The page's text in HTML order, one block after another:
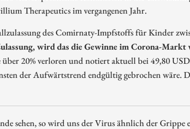
Therapeutics im vergangenen Jahr.
des Comirnaty-Impfstoffs für Kinder
wird das die Gewinne im Corona-Markt
20% verloren und notiert aktuell bei 49,80
der Aufwärtstrend endgültig gebrochen wäre.
sehen, so wird uns der Virus ähnlich der Grippe